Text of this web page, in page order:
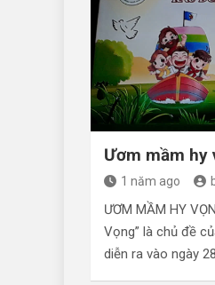
Ươm mầm hy
1 năm ago
ƯƠM MẦM HY
Vọng” là chủ đề
diễn ra vào ngày